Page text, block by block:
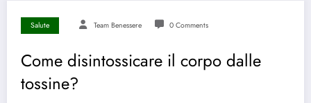
Salute Team Benessere 0 Comments
Come disintossicare il corpo dalle
tossine?